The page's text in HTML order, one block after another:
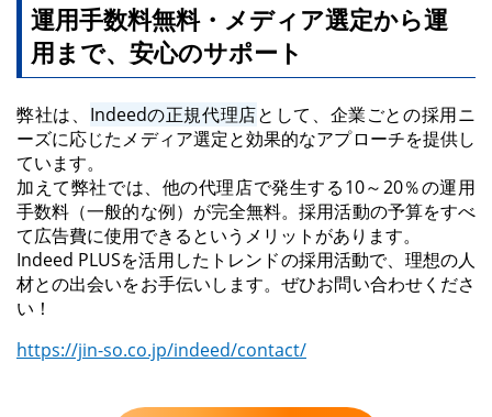
運用手数料無料・メディア選定から運
用まで、安心のサポート
弊社は、 Indeedの正規代理店として、企業ごとの採用ニ
ーズに応じたメディア選定と効果的なアプローチを提供し
ています。
加えて弊社では、他の代理店で発生する10～20％の運用
手数料（一般的な例）が完全無料。採用活動の予算をすべ
て広告費に使用できるというメリットがあります。
Indeed PLUSを活用したトレンドの採用活動で、理想の人
材との出会いをお手伝いします。ぜひお問い合わせくださ
い！
https://jin-so.co.jp/indeed/contact/